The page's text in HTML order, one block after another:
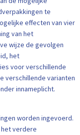
te
effecten van vier
van het
wijze de gevolgen
het
voor verschillende
verschillende varianten
innameplicht.
worden ingevoerd.
verdere